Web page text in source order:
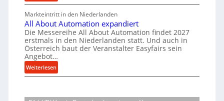
i
l
e
n
W
e
r
k
z
g
a
ö
h
e
n
d
i
P
o
r
g
u
n
g
n
F
o
r
s
c
h
u
n
p
Markteintritt in den Niederlanden
All About Automation expandiert
Die Messereihe All About Automation findet 2027
erstmals in den Niederlanden statt. Und auch in
Österreich baut der Veranstalter Easyfairs sein
Angebot…
Weiterlesen:
A
l